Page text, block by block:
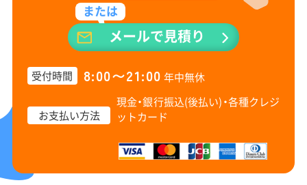
または
メールで見積り
受付時間 8:00〜21:00 年中無休
お支払い方法
現金・銀行振込(後払い)・各種クレジ
ットカード